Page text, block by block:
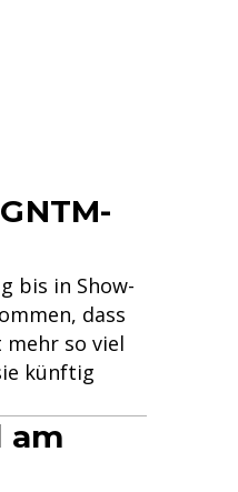
bis in Show-
dass
so viel
künftig
am